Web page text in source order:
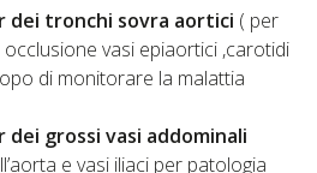
dei tronchi sovra aortici ( per
vasi epiaortici ,carotidi
di monitorare la malattia
dei grossi vasi addominali
e vasi iliaci per patologia